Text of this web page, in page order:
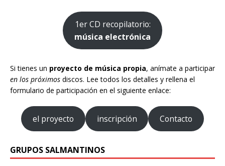
1er CD recopilatorio:
música electrónica
Si tienes un proyecto de música propia, anímate a participar
en los próximos discos. Lee todos los detalles y rellena el
formulario de participación en el siguiente enlace:
el proyecto inscripción Contacto
GRUPOS SALMANTINOS